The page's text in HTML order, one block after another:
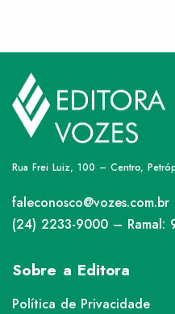
Rua Frei Luiz, 100 – Centro,
faleconosco@vozes.com.br
(24) 2233-9000 – Ramal:
Sobre a Editora
Política de Privacidade